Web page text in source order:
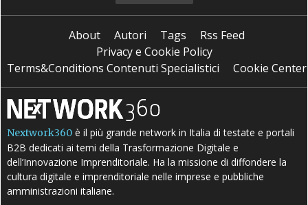
About Autori Tags
Rss Feed
Privacy e Cookie Policy
Terms&Conditions Contenuti Specialistici
Cookie Center
Nextwork360 è il più grande network in Italia di testate e portali
B2B dedicati ai temi della Trasformazione Digitale e
dell’Innovazione Imprenditoriale. Ha la missione di diffondere la
cultura digitale e imprenditoriale nelle imprese e pubbliche
amministrazioni italiane.